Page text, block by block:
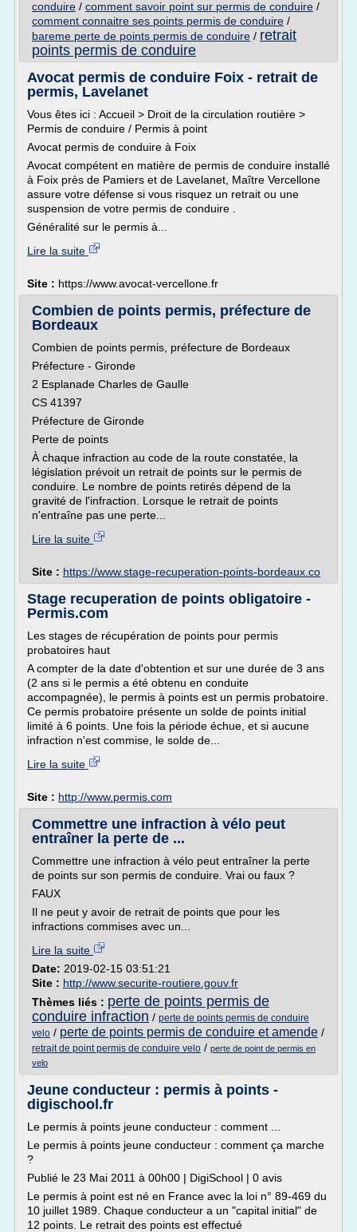
conduire / comment savoir point sur permis de conduire /
comment connaitre ses points permis de conduire /
bareme perte de points permis de conduire / retrait
points permis de conduire
Avocat permis de conduire Foix - retrait de
permis, Lavelanet
Vous êtes ici : Accueil > Droit de la circulation routière >
Permis de conduire / Permis à point
Avocat permis de conduire à Foix
Avocat compétent en matière de permis de conduire installé
à Foix près de Pamiers et de Lavelanet, Maître Vercellone
assure votre défense si vous risquez un retrait ou une
suspension de votre permis de conduire .
Généralité sur le permis à...
Lire la suite
Site : https://www.avocat-vercellone.fr
Combien de points permis, préfecture de
Bordeaux
Combien de points permis, préfecture de Bordeaux
Préfecture - Gironde
2 Esplanade Charles de Gaulle
CS 41397
Préfecture de Gironde
Perte de points
À chaque infraction au code de la route constatée, la
législation prévoit un retrait de points sur le permis de
conduire. Le nombre de points retirés dépend de la
gravité de l'infraction. Lorsque le retrait de points
n'entraîne pas une perte...
Lire la suite
Site : https://www.stage-recuperation-points-bordeaux.co
Stage recuperation de points obligatoire -
Permis.com
Les stages de récupération de points pour permis
probatoires haut
A compter de la date d'obtention et sur une durée de 3 ans
(2 ans si le permis a été obtenu en conduite
accompagnée), le permis à points est un permis probatoire.
Ce permis probatoire présente un solde de points initial
limité à 6 points. Une fois la période échue, et si aucune
infraction n'est commise, le solde de...
Lire la suite
Site : http://www.permis.com
Commettre une infraction à vélo peut
entraîner la perte de ...
Commettre une infraction à vélo peut entraîner la perte
de points sur son permis de conduire. Vrai ou faux ?
FAUX
Il ne peut y avoir de retrait de points que pour les
infractions commises avec un...
Lire la suite
Date: 2019-02-15 03:51:21
Site : http://www.securite-routiere.gouv.fr
Thèmes liés : perte de points permis de
conduire infraction / perte de points permis de conduire
velo / perte de points permis de conduire et amende /
retrait de point permis de conduire velo / perte de point de permis en
velo
Jeune conducteur : permis à points -
digischool.fr
Le permis à points jeune conducteur : comment ...
Le permis à points jeune conducteur : comment ça marche
?
Publié le 23 Mai 2011 à 00h00 | DigiSchool | 0 avis
Le permis à point est né en France avec la loi n° 89-469 du
10 juillet 1989. Chaque conducteur a un "capital initial" de
12 points. Le retrait des points est effectué